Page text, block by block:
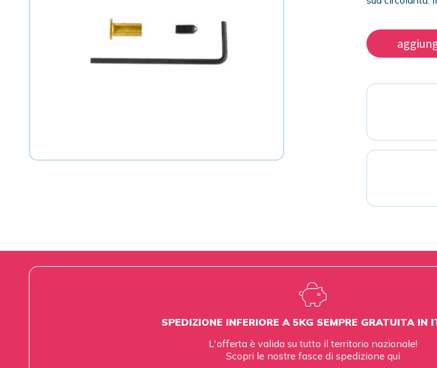
Lame
di
ricambio
taglierine
quantità
SPEDIZIONE INFERIORE A 5KG SEMPRE GRATUITA IN
L'offerta è valida su tutto il territorio nazionale!
Scopri le nostre fasce di spedizione qui